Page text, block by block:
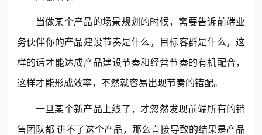
当做某个产品的场景规划的时候，需要告诉前端业
务伙伴你的产品建设节奏是什么，目标客群是什么，这
样的话才能达成产品建设节奏和经营节奏的有机配合，
这样才能形成效率，不然就容易出现节奏的错配。
一旦某个新产品上线了，才忽然发现前端所有的销
售团队都 讲不了这个产品，那么直接导致的结果是产品